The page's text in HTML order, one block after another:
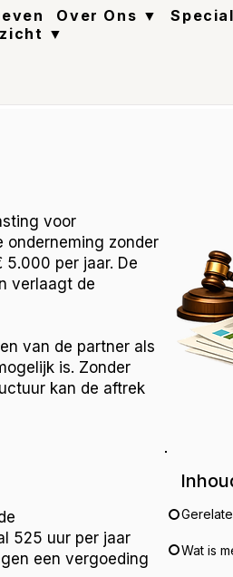
Over Ons ▼
▼
voor
onderneming zonder
per jaar. De
verlaagt de
van de partner als
is. Zonder
kan de aftrek
525 uur per jaar
een vergoeding
Wat is